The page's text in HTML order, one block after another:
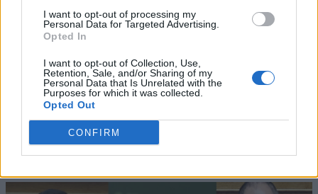
I want to opt-out of processing my
Personal Data for Targeted Advertising.
Opted In
I want to opt-out of Collection, Use,
Retention, Sale, and/or Sharing of my
Personal Data that Is Unrelated with the
Purposes for which it was collected.
Opted Out
CONFIRM